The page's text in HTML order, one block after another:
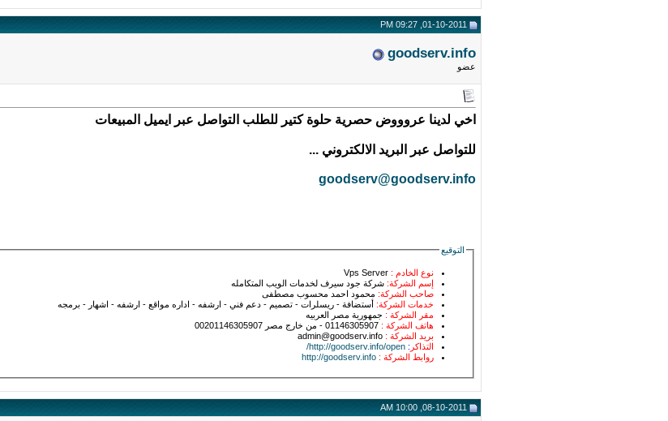
goodserv.info
عضو
اخي لدينا عروووض حصرية حلوة كتير للطلب التواصل عبر ايميل المبيعات
للتواصل عبر البريد الالكتروني ...
goodserv@goodserv.info
التوقيع
نوع الخادم :Vps Server
إسم الشركة:شركة جود سيرف لخدمات الويب المتكامله
صاحب الشركة: محمود احمد محسوب مصطفى
خدمات الشركة:أستضافة - ريسلرات - تصميم - دعم فني - ارشفه - اداره مواقع - ارشفه - اشهار - برمجه
مقر الشركة : جمهورية مصر العربيه
هاتف الشركة :01146305907 - من خارج مصر 00201146305907
بريد الشركة :admin@goodserv.info
التذاكر :
http://goodserv.info/open/
روابط الشركة : http://goodserv.info